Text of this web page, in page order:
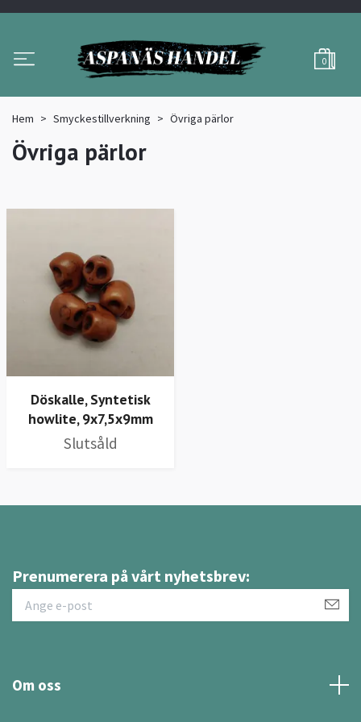
0
Hem Smyckestillverkning Övriga pärlor
Övriga pärlor
Döskalle, Syntetisk
howlite, 9x7,5x9mm
Slutsåld
Prenumerera på vårt nyhetsbrev:
Om oss